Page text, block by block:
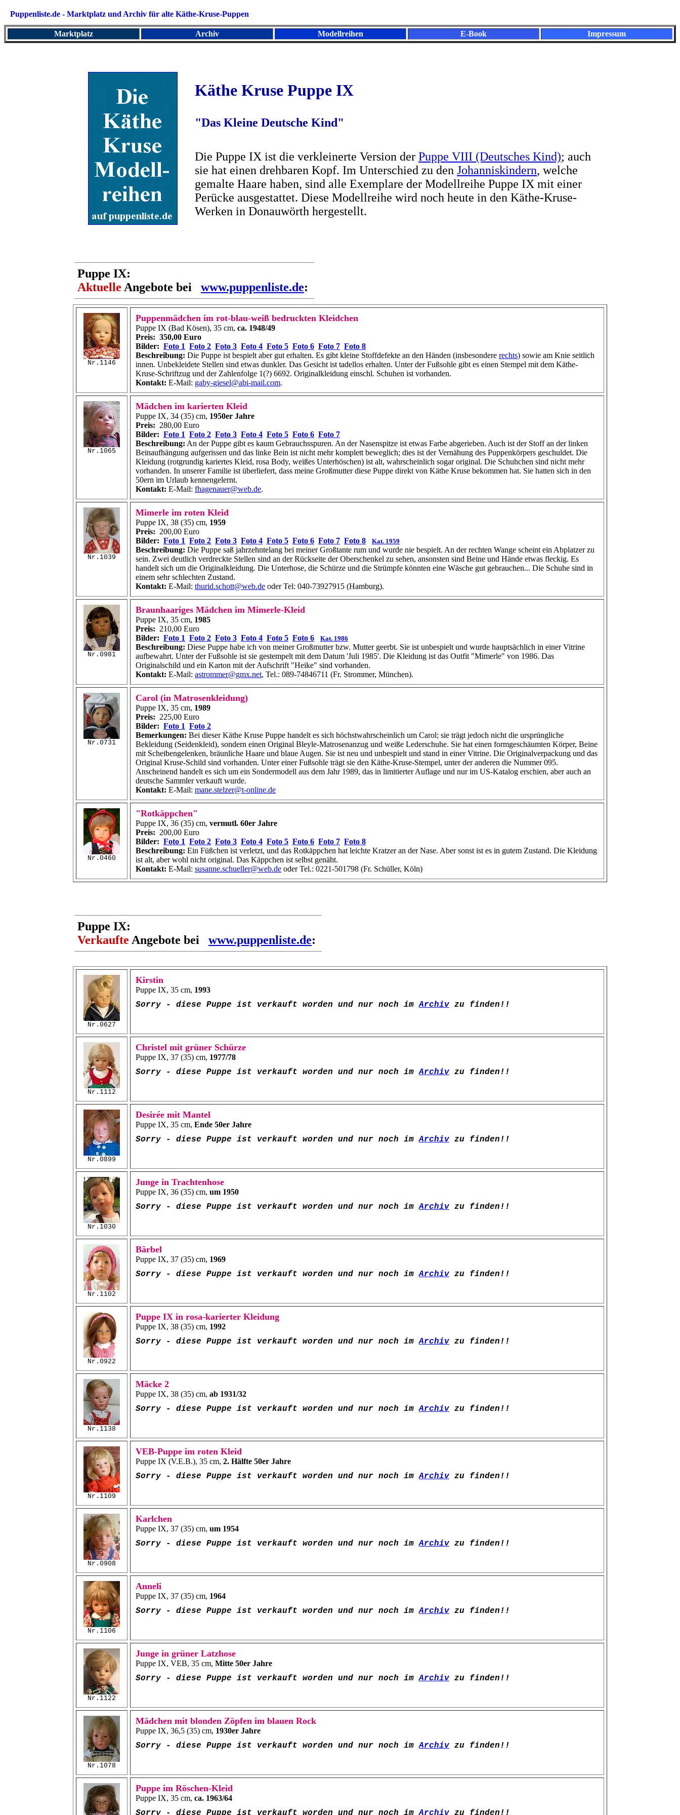
Puppenliste.de - Marktplatz und Archiv für alte Käthe-Kruse-Puppen
Marktplatz Archiv Modellreihen E-Book Impressum
Käthe Kruse Puppe IX
"Das Kleine Deutsche Kind"
Die Puppe IX ist die verkleinerte Version der Puppe VIII (Deutsches Kind); auch
sie hat einen drehbaren Kopf. Im Unterschied zu den Johannis­kindern, welche
gemalte Haare haben, sind alle Exemplare der Modellreihe Puppe IX mit einer
Perücke ausgestattet. Diese Modell­reihe wird noch heute in den Käthe-Kruse-
Werken in Donauwörth hergestellt.
Puppe IX:
Aktuelle Angebote bei www.puppenliste.de:
Nr.1146
Puppenmädchen im rot-blau-weiß bedruckten Kleidchen
Puppe IX (Bad Kösen), 35 cm, ca. 1948/49
Preis: 350,00 Euro
Bilder: Foto 1 Foto 2 Foto 3 Foto 4 Foto 5 Foto 6 Foto 7 Foto 8
Beschreibung: Die Puppe ist bespielt aber gut erhalten. Es gibt kleine Stoffdefekte an den Händen (insbesondere rechts) sowie am Knie seitlich
innen. Unbekleidete Stellen sind etwas dunkler. Das Gesicht ist tadellos erhalten. Unter der Fußsohle gibt es einen Stempel mit dem Käthe-
Kruse-Schriftzug und der Zahlenfolge 1(?) 6692. Originalkleidung einschl. Schuhen ist vorhanden.
Kontakt: E-Mail: gaby-giesel@abi-mail.com.
Nr.1065
Mädchen im karierten Kleid
Puppe IX, 34 (35) cm, 1950er Jahre
Preis: 280,00 Euro
Bilder: Foto 1 Foto 2 Foto 3 Foto 4 Foto 5 Foto 6 Foto 7
Beschreibung: An der Puppe gibt es kaum Gebrauchsspuren. An der Nasenspitze ist etwas Farbe abgerieben. Auch ist der Stoff an der linken
Beinaufhängung aufgerissen und das linke Bein ist nicht mehr komplett beweglich; dies ist der Vernähung des Puppenkörpers geschuldet. Die
Kleidung (rotgrundig kariertes Kleid, rosa Body, weißes Unterhöschen) ist alt, wahrscheinlich sogar original. Die Schuhchen sind nicht mehr
vorhanden. In unserer Familie ist überliefert, dass meine Großmutter diese Puppe direkt von Käthe Kruse bekommen hat. Sie hatten sich in den
50ern im Urlaub kennengelernt.
Kontakt: E-Mail: fhagenauer@web.de.
Nr.1039
Mimerle im roten Kleid
Puppe IX, 38 (35) cm, 1959
Preis: 200,00 Euro
Bilder: Foto 1 Foto 2 Foto 3 Foto 4 Foto 5 Foto 6 Foto 7 Foto 8 Kat. 1959
Beschreibung: Die Puppe saß jahrzehntelang bei meiner Großtante rum und wurde nie bespielt. An der rechten Wange scheint ein Abplatzer zu
sein. Zwei deutlich verdreckte Stellen sind an der Rückseite der Oberschenkel zu sehen, ansonsten sind Beine und Hände etwas fleckig. Es
handelt sich um die Originalkleidung. Die Unterhose, die Schürze und die Strümpfe könnten eine Wäsche gut gebrauchen... Die Schuhe sind in
einem sehr schlechten Zustand.
Kontakt: E-Mail: thurid.schott@web.de oder Tel: 040-73927915 (Hamburg).
Nr.0981
Braunhaariges Mädchen im Mimerle-Kleid
Puppe IX, 35 cm, 1985
Preis: 210,00 Euro
Bilder: Foto 1 Foto 2 Foto 3 Foto 4 Foto 5 Foto 6 Kat. 1986
Beschreibung: Diese Puppe habe ich von meiner Großmutter bzw. Mutter geerbt. Sie ist unbespielt und wurde hauptsächlich in einer Vitrine
aufbewahrt. Unter der Fußsohle ist sie gestempelt mit dem Datum 'Juli 1985'. Die Kleidung ist das Outfit "Mimerle" von 1986. Das
Originalschild und ein Karton mit der Aufschrift "Heike" sind vorhanden.
Kontakt: E-Mail: astrommer@gmx.net, Tel.: 089-74846711 (Fr. Strommer, München).
Nr.0731
Carol (in Matrosenkleidung)
Puppe IX, 35 cm, 1989
Preis: 225,00 Euro
Bilder: Foto 1 Foto 2
Bemerkungen: Bei dieser Käthe Kruse Puppe handelt es sich höchstwahrscheinlich um Carol; sie trägt jedoch nicht die ursprüngliche
Bekleidung (Seidenkleid), sondern einen Original Bleyle-Matrosenanzug und weiße Lederschuhe. Sie hat einen formgeschäumten Körper, Beine
mit Scheibengelenken, bräunliche Haare und blaue Augen. Sie ist neu und unbespielt und stand in einer Vitrine. Die Originalverpackung und das
Original Kruse-Schild sind vorhanden. Unter einer Fußsohle trägt sie den Käthe-Kruse-Stempel, unter der anderen die Nummer 095.
Anscheinend handelt es sich um ein Sondermodell aus dem Jahr 1989, das in limitierter Auflage und nur im US-Katalog erschien, aber auch an
deutsche Sammler verkauft wurde.
Kontakt: E-Mail: mane.stelzer@t-online.de
Nr.0460
"Rotkäppchen"
Puppe IX, 36 (35) cm, vermutl. 60er Jahre
Preis: 200,00 Euro
Bilder: Foto 1 Foto 2 Foto 3 Foto 4 Foto 5 Foto 6 Foto 7 Foto 8
Beschreibung: Ein Füßchen ist verletzt, und das Rotkäppchen hat leichte Kratzer an der Nase. Aber sonst ist es in gutem Zustand. Die Kleidung
ist alt, aber wohl nicht original. Das Käppchen ist selbst genäht.
Kontakt: E-Mail: susanne.schueller@web.de oder Tel.: 0221-501798 (Fr. Schüller, Köln)
Puppe IX:
Verkaufte Angebote bei www.puppenliste.de:
Nr.0627
Kirstin
Puppe IX, 35 cm, 1993
Sorry - diese Puppe ist verkauft worden und nur noch imArchiv zu finden!!
Nr.1112
Christel mit grüner Schürze
Puppe IX, 37 (35) cm, 1977/78
Sorry - diese Puppe ist verkauft worden und nur noch imArchiv zu finden!!
Nr.0899
Desirée mit Mantel
Puppe IX, 35 cm, Ende 50er Jahre
Sorry - diese Puppe ist verkauft worden und nur noch imArchiv zu finden!!
Nr.1030
Junge in Trachtenhose
Puppe IX, 36 (35) cm, um 1950
Sorry - diese Puppe ist verkauft worden und nur noch imArchiv zu finden!!
Nr.1102
Bärbel
Puppe IX, 37 (35) cm, 1969
Sorry - diese Puppe ist verkauft worden und nur noch imArchiv zu finden!!
Nr.0922
Puppe IX in rosa-karierter Kleidung
Puppe IX, 38 (35) cm, 1992
Sorry - diese Puppe ist verkauft worden und nur noch imArchiv zu finden!!
Nr.1138
Mäcke 2
Puppe IX, 38 (35) cm, ab 1931/32
Sorry - diese Puppe ist verkauft worden und nur noch imArchiv zu finden!!
Nr.1109
VEB-Puppe im roten Kleid
Puppe IX (V.E.B.), 35 cm, 2. Hälfte 50er Jahre
Sorry - diese Puppe ist verkauft worden und nur noch imArchiv zu finden!!
Nr.0908
Karlchen
Puppe IX, 37 (35) cm, um 1954
Sorry - diese Puppe ist verkauft worden und nur noch imArchiv zu finden!!
Nr.1106
Anneli
Puppe IX, 37 (35) cm, 1964
Sorry - diese Puppe ist verkauft worden und nur noch imArchiv zu finden!!
Nr.1122
Junge in grüner Latzhose
Puppe IX, VEB, 35 cm, Mitte 50er Jahre
Sorry - diese Puppe ist verkauft worden und nur noch imArchiv zu finden!!
Nr.1078
Mädchen mit blonden Zöpfen im blauen Rock
Puppe IX, 36,5 (35) cm, 1930er Jahre
Sorry - diese Puppe ist verkauft worden und nur noch imArchiv zu finden!!
Puppe im Röschen-Kleid
Puppe IX, 35 cm, ca. 1963/64
Sorry - diese Puppe ist verkauft worden und nur noch imArchiv zu finden!!